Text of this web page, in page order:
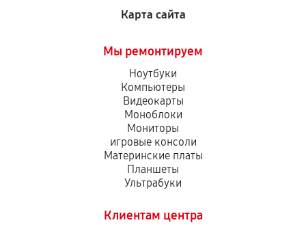
Карта сайта
Мы ремонтируем
Ноутбуки
Компьютеры
Видеокарты
Моноблоки
Мониторы
игровые консоли
Материнские платы
Планшеты
Ультрабуки
Клиентам центра